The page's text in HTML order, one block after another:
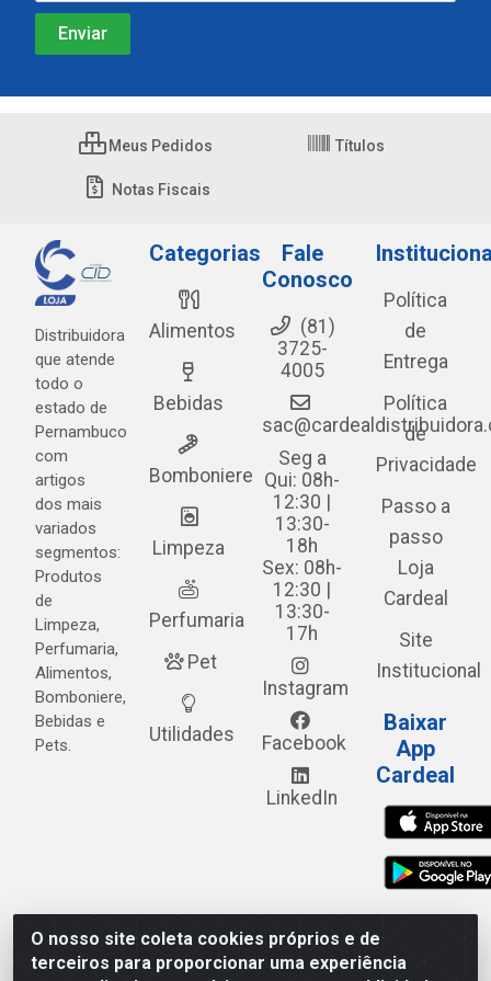
O nosso site coleta cookies próprios e de
terceiros para proporcionar uma experiência
Meus Pedidos Títulos
Notas Fiscais
Distribuidora
que atende
todo o
estado de
Pernambuco
com
artigos
dos mais
variados
segmentos:
Produtos
de
Limpeza,
Perfumaria,
Alimentos,
Bomboniere,
Bebidas e
Pets.
Categorias
Alimentos
Bebidas
Bomboniere
Limpeza
Perfumaria
Pet
Utilidades
Fale
Conosco
(81)
3725-
4005
Seg a
Qui: 08h-
12:30 |
13:30-
18h
Sex: 08h-
12:30 |
13:30-
17h
Instagram
Facebook
LinkedIn
Política
de
Entrega
Política
de
Privacidade
Passo a
passo
Loja
Cardeal
Site
Institucional
Baixar
App
Cardeal
Cardeal Distribuidora - Estrada Alto do Moura, 582 - Alto
do Moura - Caruaru/PE - CEP 55.040-120 - CNPJ